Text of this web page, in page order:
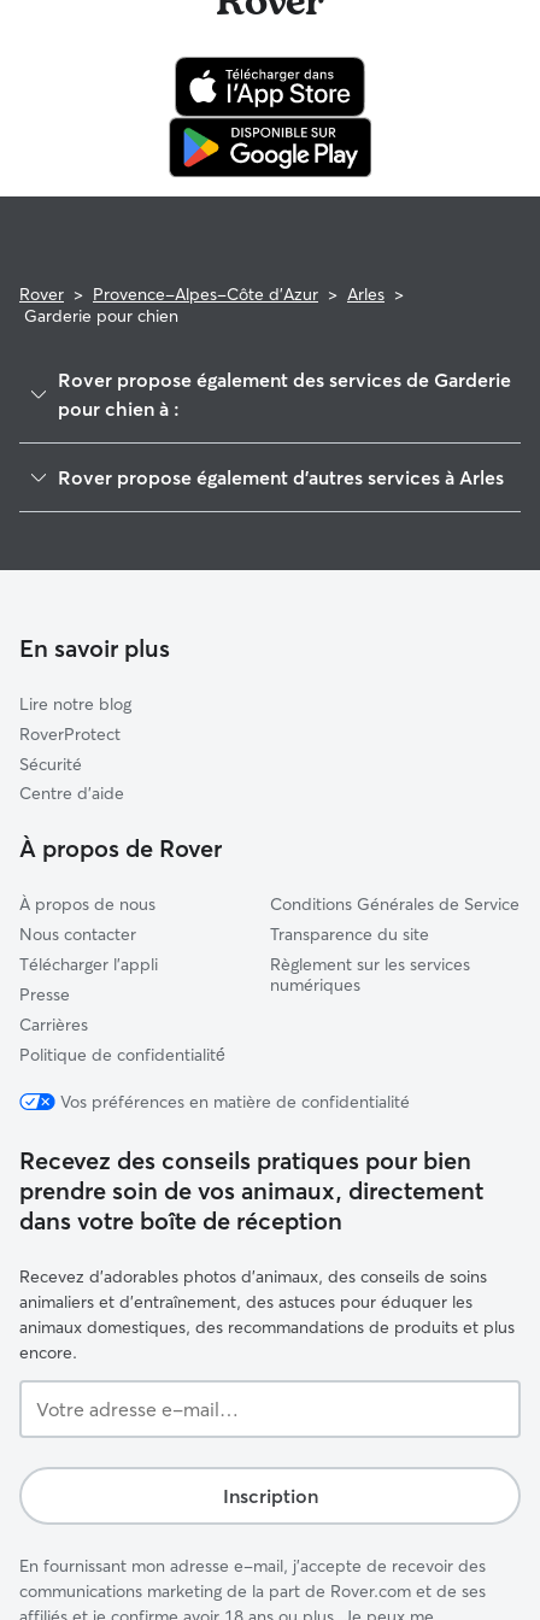
tranquille en sachant que les soins vétérinaires de votre
remboursement de la garantie Rover (pour les demandes
éligibles uniquement).
Rover > Provence-Alpes-Côte d'Azur > Arles >
Garderie pour chien
Rover propose également des services de Garderie
pour chien à :
Saint-Martin-de-Crau
Beaucaire
Salon-de-Provence
Eygalières
Aramon
Châteaurenard
Vauvert
Rover propose également d'autres services à Arles
Promeneur de Chien à Arles
En savoir plus
Lire notre blog
RoverProtect
Sécurité
Centre d'aide
À propos de Rover
À propos de nous
Nous contacter
Télécharger l'appli
Presse
Carrières
Politique de confidentialité́
Conditions Générales de Service
Transparence du site
Règlement sur les services
numériques
Vos préférences en matière de confidentialité
Recevez des conseils pratiques pour bien
prendre soin de vos animaux, directement
dans votre boîte de réception
Recevez d'adorables photos d'animaux, des conseils de soins
animaliers et d'entraînement, des astuces pour éduquer les
animaux domestiques, des recommandations de produits et plus
encore.
adresse
mail…
Inscription
En fournissant mon adresse e-mail, j'accepte de recevoir des
communications marketing de la part de Rover.com et de ses